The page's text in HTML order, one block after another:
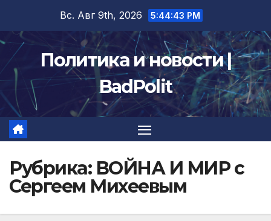
содержимому
Вс. Авг 9th, 2026 5:44:43 PM
Политика и новости |
BadPolit
Рубрика: ВОЙНА И МИР с
Сергеем Михеевым